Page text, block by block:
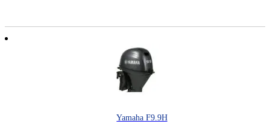
Yamaha F9.9H